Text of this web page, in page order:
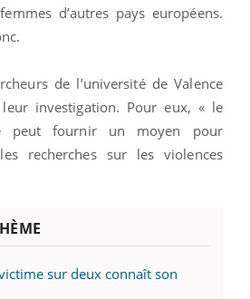
d’autres pays européens.
de l’université de Valence
investigation. Pour eux, « le
peut fournir un moyen pour
recherches sur les violences
sur deux connaît son